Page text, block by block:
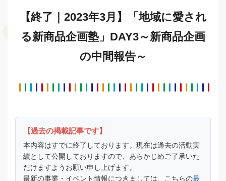
【終了｜2023年3月】「地域に愛され
る新商品企画塾」DAY3～新商品企画
の中間報告～
【過去の掲載記事です】
本内容はすでに終了しております。現在は過去の活動実
績として公開しておりますので、あらかじめご了承いた
だけますようお願い申し上げます。
最新の事業・イベント情報につきましては、こちらの最